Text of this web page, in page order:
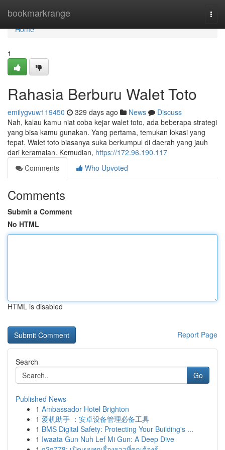
bookmarkrange
Home
Home
1
Rahasia Berburu Walet Toto
emilygvuw119450 329 days ago News
Discuss
Nah, kalau kamu niat coba kejar walet toto, ada beberapa strategi
yang bisa kamu gunakan. Yang pertama, temukan lokasi yang
tepat. Walet toto biasanya suka berkumpul di daerah yang jauh
dari keramaian. Kemudian, https://172.96.190.117
Comments
Who Upvoted
Comments
Submit a Comment
No HTML
HTML is disabled
Report Page
Search
Go
Published News
1 Ambassador Hotel Brighton
1 爱机助手 ：安卓设备管理必备工具
1 BMS Digital Safety: Protecting Your Building's ...
1 Iwaata Gun Nuh Lef Mi Gun: A Deep Dive